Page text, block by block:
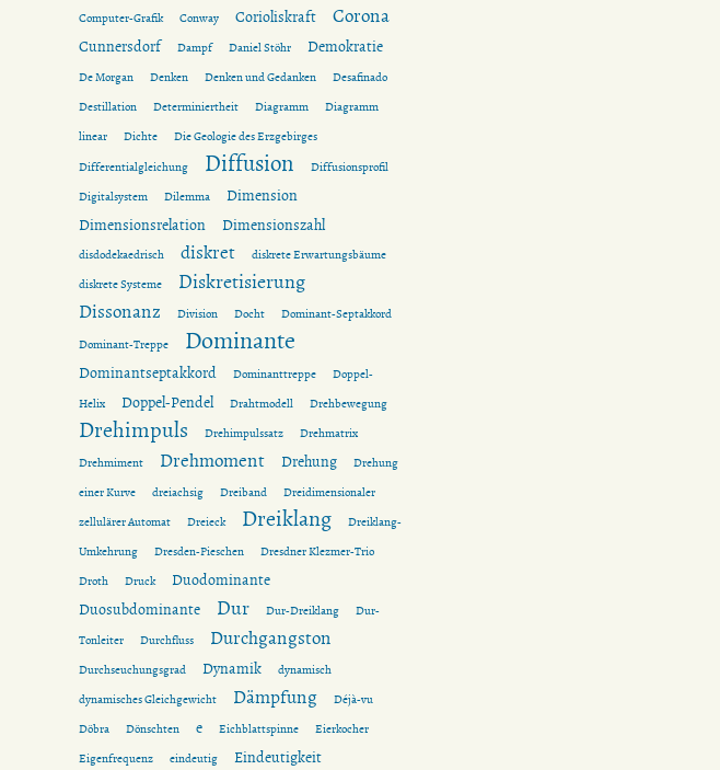
Computer-Grafik
Conway Corioliskraft Corona
Cunnersdorf Dampf Daniel Stöhr Demokratie
De Morgan Denken Denken und Gedanken
Desafinado
Destillation
Determiniertheit Diagramm
Diagramm
linear
Dichte
Die Geologie des Erzgebirges
Differentialgleichung
Diffusion
Diffusionsprofil
Digitalsystem
Dilemma
Dimension
Dimensionsrelation
Dimensionszahl
disdodekaedrisch diskret
diskrete Erwartungsbäume
diskrete Systeme
Diskretisierung
Dissonanz Division Docht
Dominant-Septakkord
Dominant-Treppe
Dominante
Dominantseptakkord Dominanttreppe
Doppel-
Helix
Doppel-Pendel Drahtmodell Drehbewegung
Drehimpuls Drehimpulssatz
Drehmatrix
Drehmiment
Drehmoment Drehung
Drehung
einer Kurve
dreiachsig Dreiband
Dreidimensionaler
zellulärer Automat
Dreieck Dreiklang
Dreiklang-
Umkehrung
Dresden-Pieschen
Dresdner Klezmer-Trio
Droth
Druck
Duodominante
Duosubdominante
Dur Dur-Dreiklang
Dur-
Tonleiter
Durchfluss Durchgangston
Durchseuchungsgrad Dynamik
dynamisch
dynamisches Gleichgewicht
Dämpfung
Déjà-vu
Döbra
Dönschten e Eichblattspinne
Eierkocher
Eigenfrequenz
eindeutig Eindeutigkeit